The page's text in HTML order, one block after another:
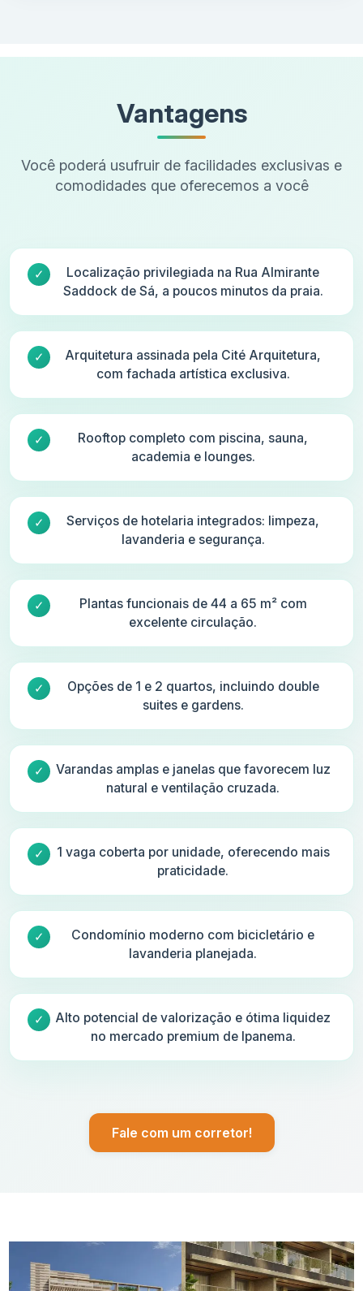
Vantagens
Você poderá usufruir de facilidades exclusivas e
comodidades que oferecemos a você
Localização privilegiada na Rua Almirante
Saddock de Sá, a poucos minutos da praia.
Arquitetura assinada pela Cité Arquitetura,
com fachada artística exclusiva.
Rooftop completo com piscina, sauna,
academia e lounges.
Serviços de hotelaria integrados: limpeza,
lavanderia e segurança.
Plantas funcionais de 44 a 65 m² com
excelente circulação.
Opções de 1 e 2 quartos, incluindo double
suites e gardens.
Varandas amplas e janelas que favorecem luz
natural e ventilação cruzada.
1 vaga coberta por unidade, oferecendo mais
praticidade.
Condomínio moderno com bicicletário e
lavanderia planejada.
Alto potencial de valorização e ótima liquidez
no mercado premium de Ipanema.
Fale com um corretor!